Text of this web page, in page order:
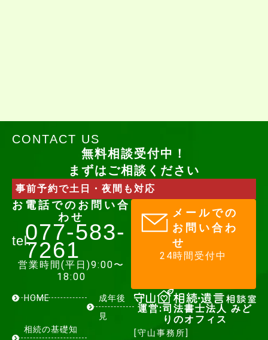
CONTACT US
無料相談受付中！
まずはご相談ください
事前予約で土日・夜間も対応
お電話でのお問い合
わせ
tel.077-583-
7261​
営業時間(平日)9:00〜
18:00
メールでの
お問い合わ
せ
24時間受付中
運営:司法書士法人 みど
りのオフィス
[守山事務所]
HOME
相続の基礎知
成年後
見